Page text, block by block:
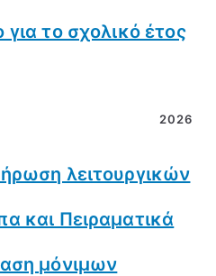
το σχολικό έτος
2026
λειτουργικών
και Πειραματικά
μόνιμων